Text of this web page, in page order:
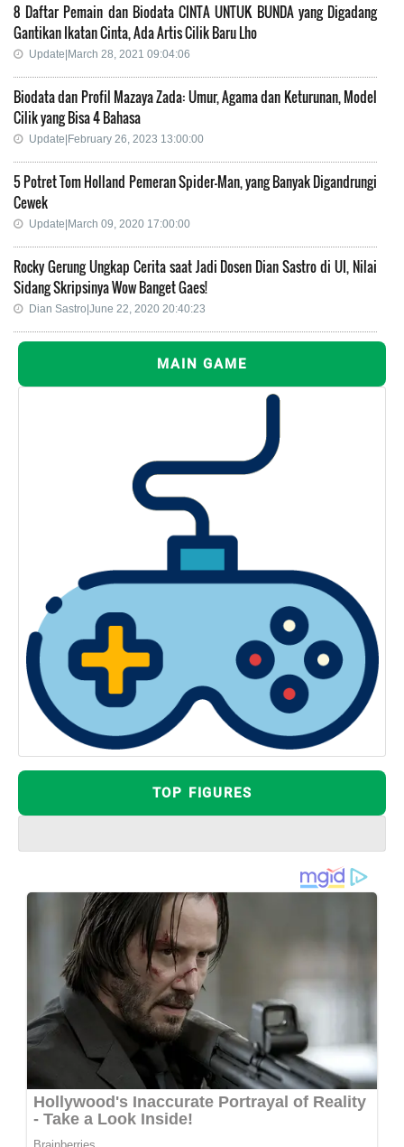
8 Daftar Pemain dan Biodata CINTA UNTUK BUNDA yang Digadang
Gantikan Ikatan Cinta, Ada Artis Cilik Baru Lho
Update|March 28, 2021 09:04:06
Biodata dan Profil Mazaya Zada: Umur, Agama dan Keturunan, Model
Cilik yang Bisa 4 Bahasa
Update|February 26, 2023 13:00:00
5 Potret Tom Holland Pemeran Spider-Man, yang Banyak Digandrungi
Cewek
Update|March 09, 2020 17:00:00
Rocky Gerung Ungkap Cerita saat Jadi Dosen Dian Sastro di UI, Nilai
Sidang Skripsinya Wow Banget Gaes!
Dian Sastro|June 22, 2020 20:40:23
MAIN GAME
TOP FIGURES